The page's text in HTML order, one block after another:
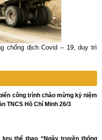
chống dịch Covid – 19, duy trì
công trình chào mừng kỷ niệm
TNCS Hồ Chí Minh 26/3